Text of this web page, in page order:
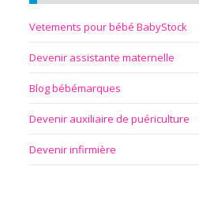
Vetements pour bébé BabyStock
Devenir assistante maternelle
Blog bébémarques
Devenir auxiliaire de puériculture
Devenir infirmière